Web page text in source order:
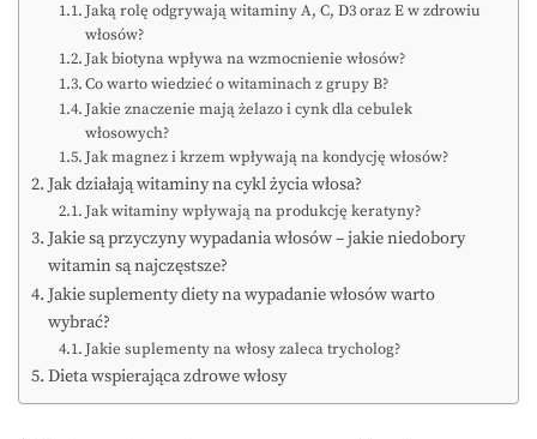
Jaką rolę odgrywają witaminy A, C, D3 oraz E w zdrowiu
włosów?
Jak biotyna wpływa na wzmocnienie włosów?
Co warto wiedzieć o witaminach z grupy B?
Jakie znaczenie mają żelazo i cynk dla cebulek
włosowych?
Jak magnez i krzem wpływają na kondycję włosów?
Jak działają witaminy na cykl życia włosa?
Jak witaminy wpływają na produkcję keratyny?
Jakie są przyczyny wypadania włosów – jakie niedobory
witamin są najczęstsze?
Jakie suplementy diety na wypadanie włosów warto
wybrać?
Jakie suplementy na włosy zaleca trycholog?
Dieta wspierająca zdrowe włosy